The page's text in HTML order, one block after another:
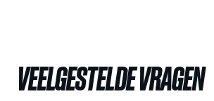
VEELGESTELDE VRAGEN